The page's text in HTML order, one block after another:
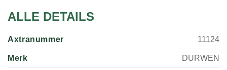
ALLE DETAILS
Axtranummer 11124
Merk DURWEN